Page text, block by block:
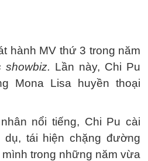
hành MV thứ 3 trong năm
showbiz. Lần này, Chi Pu
Mona Lisa huyền thoại
nổi tiếng, Chi Pu cài
tái hiện chặng đường
trong những năm vừa